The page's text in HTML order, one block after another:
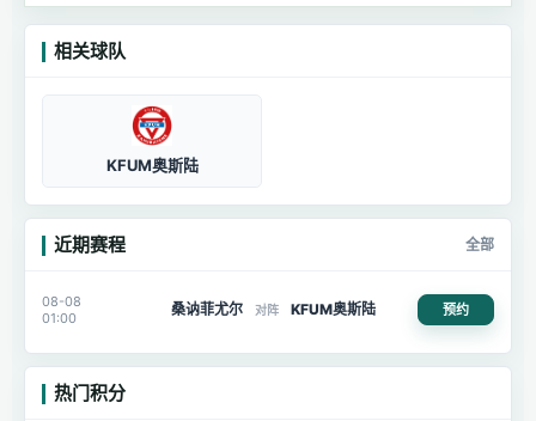
相关球队
KFUM奥斯陆
近期赛程 全部
08-08
01:00
桑讷菲尤尔 对阵 KFUM奥斯陆 预约
热门积分